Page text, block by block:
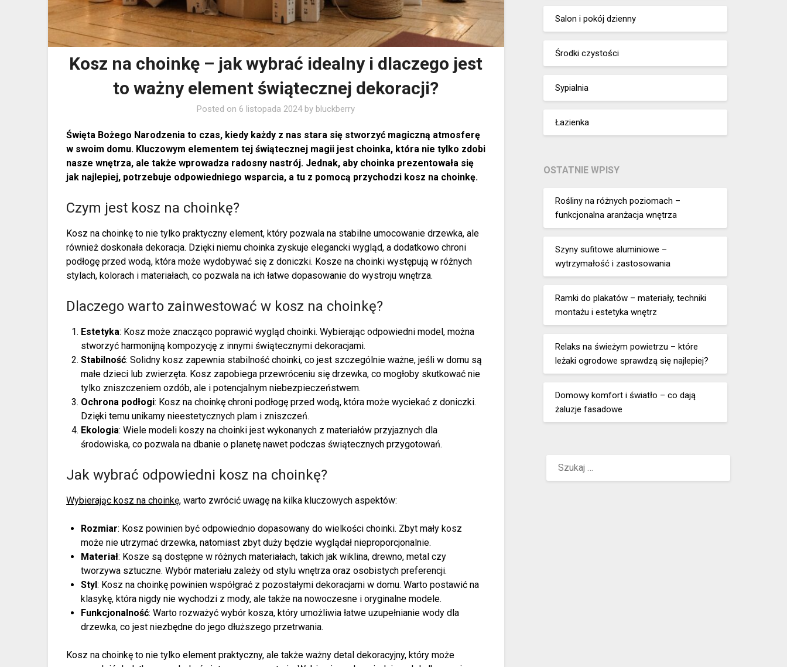
Kosz na choinkę – jak wybrać idealny i dlaczego jest
to ważny element świątecznej dekoracji?
Posted on 6 listopada 2024by bluckberry
Święta Bożego Narodzenia to czas, kiedy każdy z nas stara się stworzyć magiczną atmosferę
w swoim domu. Kluczowym elementem tej świątecznej magii jest choinka, która nie tylko zdobi
nasze wnętrza, ale także wprowadza radosny nastrój. Jednak, aby choinka prezentowała się
jak najlepiej, potrzebuje odpowiedniego wsparcia, a tu z pomocą przychodzi kosz na choinkę.
Czym jest kosz na choinkę?
Kosz na choinkę to nie tylko praktyczny element, który pozwala na stabilne umocowanie drzewka, ale
również doskonała dekoracja. Dzięki niemu choinka zyskuje elegancki wygląd, a dodatkowo chroni
podłogę przed wodą, która może wydobywać się z doniczki. Kosze na choinki występują w różnych
stylach, kolorach i materiałach, co pozwala na ich łatwe dopasowanie do wystroju wnętrza.
Dlaczego warto zainwestować w kosz na choinkę?
Estetyka: Kosz może znacząco poprawić wygląd choinki. Wybierając odpowiedni model, można
stworzyć harmonijną kompozycję z innymi świątecznymi dekoracjami.
Stabilność: Solidny kosz zapewnia stabilność choinki, co jest szczególnie ważne, jeśli w domu są
małe dzieci lub zwierzęta. Kosz zapobiega przewróceniu się drzewka, co mogłoby skutkować nie
tylko zniszczeniem ozdób, ale i potencjalnym niebezpieczeństwem.
Ochrona podłogi: Kosz na choinkę chroni podłogę przed wodą, która może wyciekać z doniczki.
Dzięki temu unikamy nieestetycznych plam i zniszczeń.
Ekologia: Wiele modeli koszy na choinki jest wykonanych z materiałów przyjaznych dla
środowiska, co pozwala na dbanie o planetę nawet podczas świątecznych przygotowań.
Jak wybrać odpowiedni kosz na choinkę?
Wybierając kosz na choinkę, warto zwrócić uwagę na kilka kluczowych aspektów:
Rozmiar: Kosz powinien być odpowiednio dopasowany do wielkości choinki. Zbyt mały kosz
może nie utrzymać drzewka, natomiast zbyt duży będzie wyglądał nieproporcjonalnie.
Materiał: Kosze są dostępne w różnych materiałach, takich jak wiklina, drewno, metal czy
tworzywa sztuczne. Wybór materiału zależy od stylu wnętrza oraz osobistych preferencji.
Styl: Kosz na choinkę powinien współgrać z pozostałymi dekoracjami w domu. Warto postawić na
klasykę, która nigdy nie wychodzi z mody, ale także na nowoczesne i oryginalne modele.
Funkcjonalność: Warto rozważyć wybór kosza, który umożliwia łatwe uzupełnianie wody dla
drzewka, co jest niezbędne do jego dłuższego przetrwania.
Kosz na choinkę to nie tylko element praktyczny, ale także ważny detal dekoracyjny, który może
Salon i pokój dzienny
Środki czystości
Sypialnia
Łazienka
OSTATNIE WPISY
Rośliny na różnych poziomach –
funkcjonalna aranżacja wnętrza
Szyny sufitowe aluminiowe –
wytrzymałość i zastosowania
Ramki do plakatów – materiały, techniki
montażu i estetyka wnętrz
Relaks na świeżym powietrzu – które
leżaki ogrodowe sprawdzą się najlepiej?
Domowy komfort i światło – co dają
żaluzje fasadowe